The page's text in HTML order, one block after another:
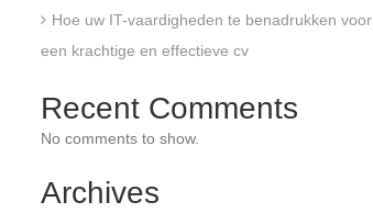
Hoe uw IT-vaardigheden te benadrukken voor
een krachtige en effectieve cv
Recent Comments
No comments to show.
Archives